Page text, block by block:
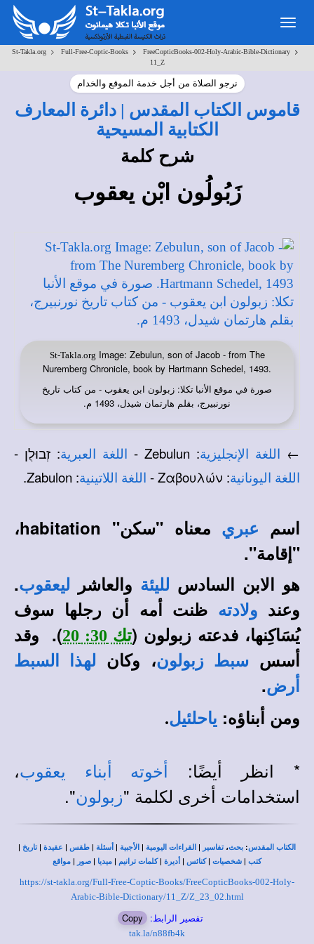
Toggle
navigation
St-Takla.org> Full-Free-Coptic-Books> FreeCopticBooks-002-Holy-Arabic-Bible-Dictionary>
11_Z
نرجو الصلاة من أجل خدمة الموقع والخدام
قاموس الكتاب المقدس | دائرة المعارف
الكتابية المسيحية
شرح كلمة
زَبُولُون ابْن يعقوب
St-Takla.org Image: Zebulun, son of Jacob - from The
Nuremberg Chronicle, book by Hartmann Schedel, 1493.
صورة في موقع الأنبا تكلا: زبولون ابن يعقوب - من كتاب تاريخ
نورنبيرج، بقلم هارتمان شيدل، 1493 م.
← اللغة الإنجليزية: Zebulun - اللغة العبرية: זְבוּלֻן -
اللغة اليونانية: Ζαβουλών - اللغة اللاتينية: Zabulon.
اسم عبري
معناه "سكن" habitation،
"إقامة".
هو الابن السادس لليئة والعاشر ليعقوب.
وعند
ولادته
ظنت أمه أن رجلها سوف
يُسَاكِنها، فدعته زبولون (تك 30: 20
). وقد
أسس
سبط زبولون، وكان
لهذا السبط
أرض.
ومن أبناؤه: ياحلئيل.
* انظر أيضًا: أخوته أبناء يعقوب،
استخدامات أخرى لكلمة "زبولون".
الكتاب المقدس: بحث،تفاسير | القراءات اليومية | الأجبية | أسئلة | طقس | عقيدة |تاريخ |
كتب | شخصيات |كنائس | أديرة |كلمات ترانيم | ميديا | صور | مواقع
https://st-takla.org/Full-Free-Coptic-Books/FreeCopticBooks-002-Holy-
Arabic-Bible-Dictionary/11_Z/Z_23_02.html
تقصير الرابط: Copy
tak.la/n88fb4k